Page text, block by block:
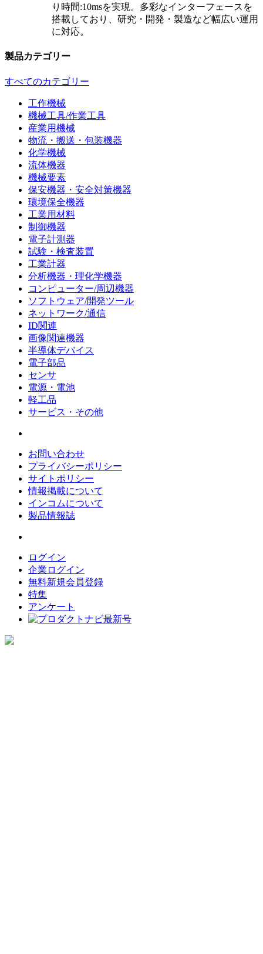
り時間:10msを実現。多彩なインターフェースを
搭載しており、研究・開発・製造など幅広い運用
に対応。
製品カテゴリー
すべてのカテゴリー
工作機械
機械工具/作業工具
産業用機械
物流・搬送・包装機器
化学機械
流体機器
機械要素
保安機器・安全対策機器
環境保全機器
工業用材料
制御機器
電子計測器
試験・検査装置
工業計器
分析機器・理化学機器
コンピューター/周辺機器
ソフトウェア/開発ツール
ネットワーク/通信
ID関連
画像関連機器
半導体デバイス
電子部品
センサ
電源・電池
軽工品
サービス・その他
お問い合わせ
プライバシーポリシー
サイトポリシー
情報掲載について
インコムについて
製品情報誌
ログイン
企業ログイン
無料新規会員登録
特集
アンケート